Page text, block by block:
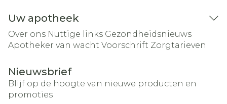
Uw apotheek
Over ons Nuttige links Gezondheidsnieuws
Apotheker van wacht Voorschrift Zorgtarieven
Nieuwsbrief
Blijf op de hoogte van nieuwe producten en
promoties